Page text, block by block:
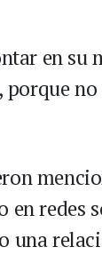
en su
en redes
una